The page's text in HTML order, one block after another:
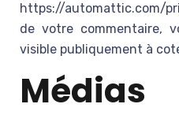
https://automattic.com/
de votre commentaire,
visible publiquement à
Médias